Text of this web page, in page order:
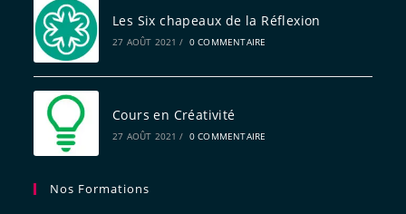
Les Six chapeaux de la Réflexion
27 AOÛT 2021 / 0 COMMENTAIRE
Cours en Créativité
27 AOÛT 2021 / 0 COMMENTAIRE
Nos Formations